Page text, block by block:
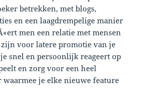
betrekken, met blogs,
en eenlaagdrempelige manier
men een relatie met mensen
voor latere promotie van je
snel en persoonlijk reageert op
en zorg voor een heel
je elke nieuwe feature